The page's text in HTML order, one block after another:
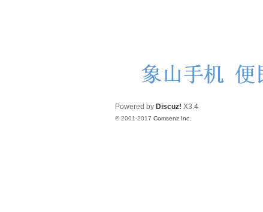
Powered by Discuz! X3.4
© 2001-2017 Comsenz Inc.